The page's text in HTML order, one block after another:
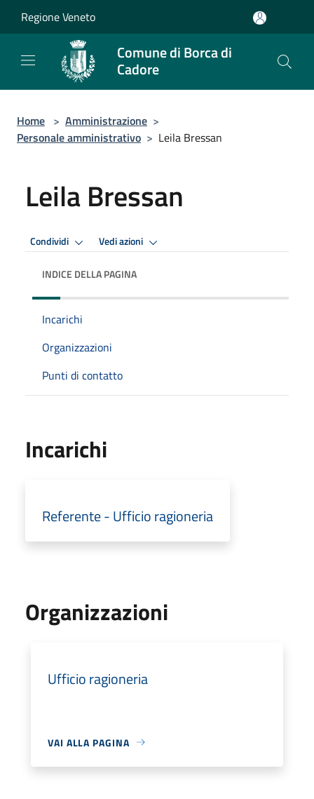
Regione Veneto
Comune di Borca di
Cadore
Home > Amministrazione >
Personale amministrativo > Leila Bressan
Leila Bressan
Condividi Vedi azioni
INDICE DELLA PAGINA
Incarichi
Organizzazioni
Punti di contatto
Incarichi
Referente - Ufficio ragioneria
Organizzazioni
Ufficio ragioneria
VAI ALLA PAGINA